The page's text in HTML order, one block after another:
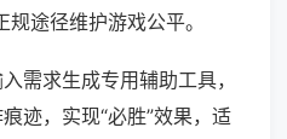
途径维护游戏公平。
需求生成专用辅助工具，
迹，实现“必胜”效果，适